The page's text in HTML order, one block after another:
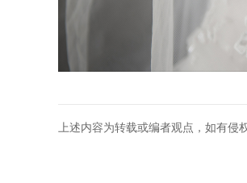
上述内容为转载或编者观点，如有侵